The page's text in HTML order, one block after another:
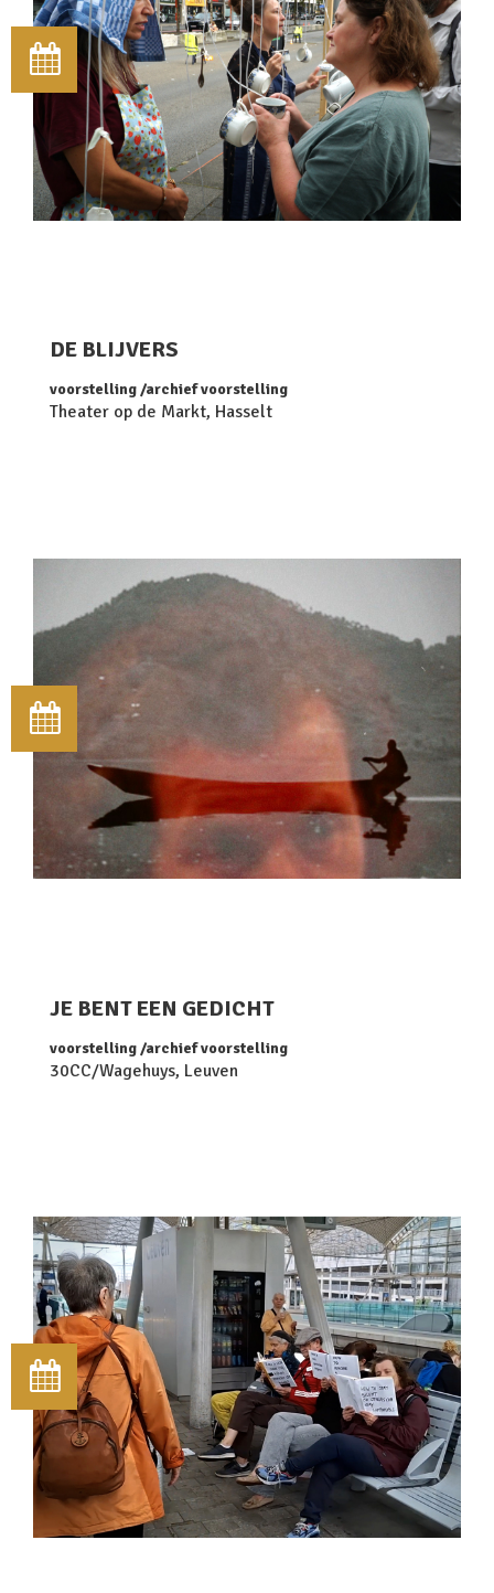
DE BLIJVERS
voorstelling archief voorstelling
Theater op de Markt, Hasselt
JE BENT EEN GEDICHT
voorstelling archief voorstelling
30CC/Wagehuys, Leuven